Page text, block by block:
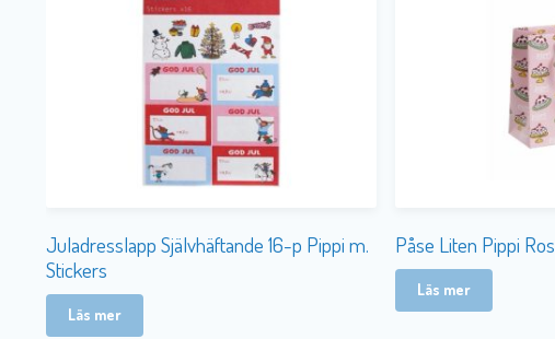
Juladresslapp Självhäftande 16-p Pippi m.
Stickers
Läs mer
Påse Liten Pippi
Läs mer